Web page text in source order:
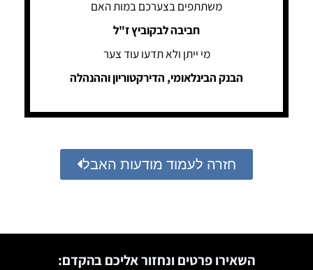
משתתפים בצערכם במות האם
חביבה לבקוביץ ז"ל
מי ייתן ולא תדעו עוד צער
הבנק הבינלאומי, הדירקטוריון וההנהלה
חזרה לעמוד מודעות האבל
השאירו פרטים ונחזור אליכם בהקדם: